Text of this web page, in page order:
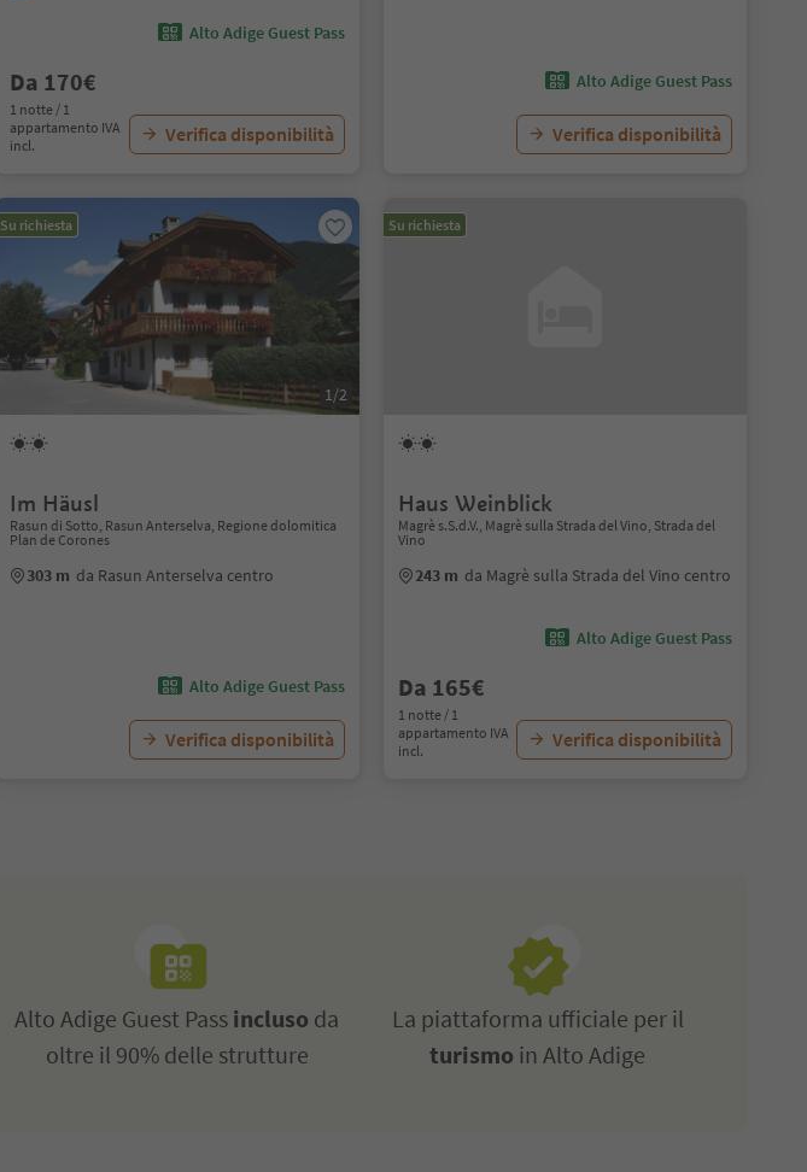
Alto Adige Guest Pass
Da 170€
1 notte / 1
appartamento IVA
incl.
Verifica disponibilità
Alto Adige Guest Pass
Verifica disponibilità
Su richiesta
1/2
Im Häusl
Rasun di Sotto, Rasun Anterselva, Regione dolomitica
Plan de Corones
303 m da Rasun Anterselva centro
Alto Adige Guest Pass
Verifica disponibilità
Su richiesta
Haus Weinblick
Magrè s.S.d.V., Magrè sulla Strada del Vino, Strada del
Vino
243 m da Magrè sulla Strada del Vino centro
Alto Adige Guest Pass
Da 165€
1 notte / 1
appartamento IVA
incl.
Verifica disponibilità
Alto Adige Guest Pass incluso da
oltre il 90% delle strutture
La piattaforma ufficiale per il
turismo in Alto Adige